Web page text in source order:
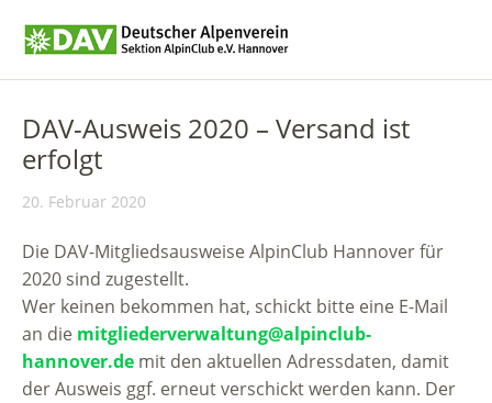
DAV-Ausweis 2020 – Versand ist
erfolgt
20. Februar 2020
Die DAV-Mitgliedsausweise AlpinClub Hannover für
2020 sind zugestellt.
Wer keinen bekommen hat, schickt bitte eine E-Mail
an die mitgliederverwaltung@alpinclub-
hannover.de mit den aktuellen Adressdaten, damit
der Ausweis ggf. erneut verschickt werden kann. Der